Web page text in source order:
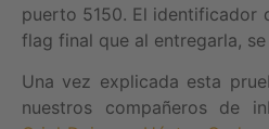
puerto 5150. El identificador
flag final que al entregarla,
Una vez explicada esta
nuestros compañeros de